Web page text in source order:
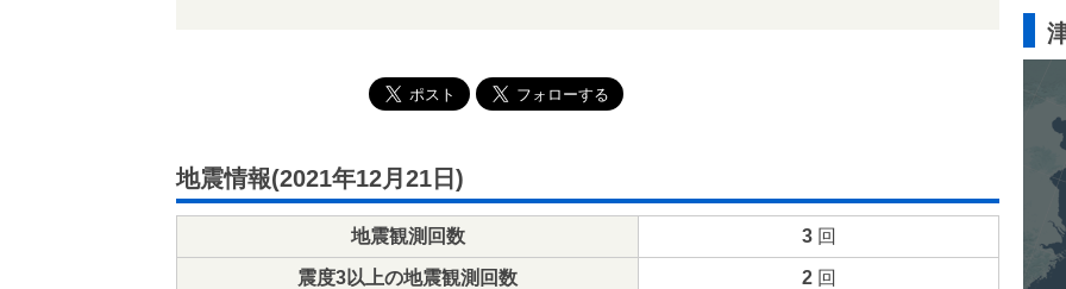
地震情報(2021年12月21日)
地震観測回数 3回
震度3以上の地震観測回数 2回